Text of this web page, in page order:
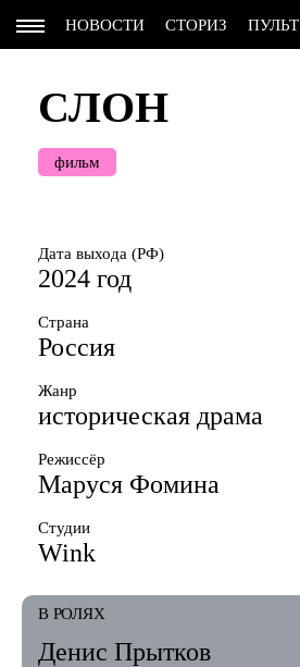
НОВОСТИ СТОРИЗ ПУЛЬТ
СЛОН
фильм
Дата выхода (РФ)
2024 год
Страна
Россия
Жанр
историческая драма
Режиссёр
Маруся Фомина
Студии
Wink
В РОЛЯХ
Денис Прытков